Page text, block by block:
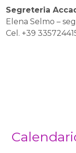
Segreteria
Elena Selmo –
Cel. +39